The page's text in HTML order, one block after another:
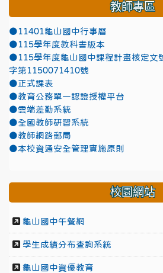
教師專區
●11401龜山國中行事曆
●115學年度教科書版本
●115學年度龜山國中課程計畫核定文
字第1150071410號
●正式課表
●教育公務單一認證授權平台
●雲端差勤系統
●全國教師研習系統
●教師網路郵局
●本校資通安全管理實施原則
校園網站
龜山國中午餐網
學生成績分布查詢系統
龜山國中資優教育